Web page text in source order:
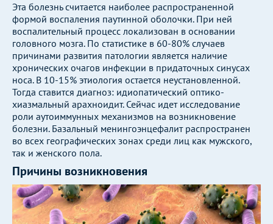
Эта болезнь считается наиболее распространенной
формой воспаления паутинной оболочки. При ней
воспалительный процесс локализован в основании
головного мозга. По статистике в 60-80% случаев
причинами развития патологии является наличие
хронических очагов инфекции в придаточных синусах
носа. В 10-15% этиология остается неустановленной.
Тогда ставится диагноз: идиопатический оптико-
хиазмальный арахноидит. Сейчас идет исследование
роли аутоиммунных механизмов на возникновение
болезни. Базальный менингоэнцефалит распространен
во всех географических зонах среди лиц как мужского,
так и женского пола.
Причины возникновения